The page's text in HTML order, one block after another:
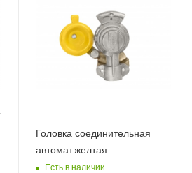
Головка соединительная
автомат.желтая
Есть в наличии